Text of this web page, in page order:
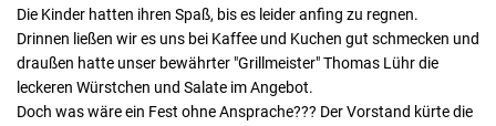
Die Kinder hatten ihren Spaß, bis es leider anfing zu regnen.
Drinnen ließen wir es uns bei Kaffee und Kuchen gut schmecken und
draußen hatte unser bewährter "Grillmeister" Thomas Lühr die
leckeren Würstchen und Salate im Angebot.
Doch was wäre ein Fest ohne Ansprache??? Der Vorstand kürte die